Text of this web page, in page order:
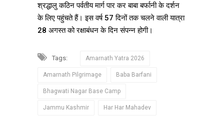
श्रद्धालु कठिन पर्वतीय मार्ग पार कर बाबा बर्फानी के दर्शन
के लिए पहुंचते हैं। इस वर्ष 57 दिनों तक चलने वाली यात्रा
28 अगस्त को रक्षाबंधन के दिन संपन्न होगी।
Tags: Amarnath Yatra 2026
Amarnath Pilgrimage Baba Barfani
Bhagwati Nagar Base Camp
Jammu Kashmir Har Har Mahadev